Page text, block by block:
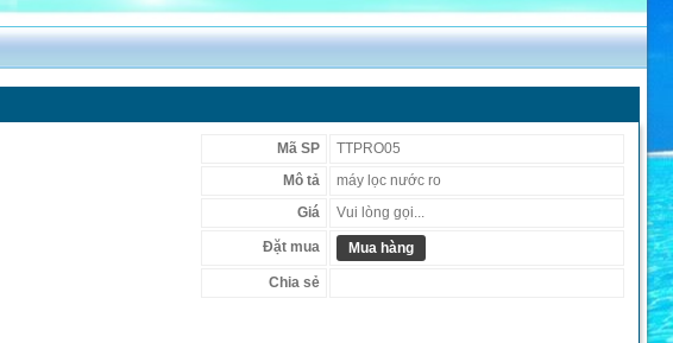
Mã SP
TTPRO05
Mô tả
máy lọc nước ro
Giá
Vui lòng gọi...
Đặt mua Mua hàng
Chia sẻ